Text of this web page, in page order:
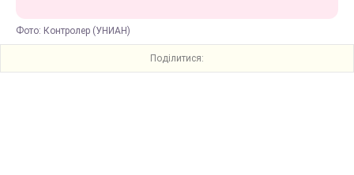
Фото: Контролер (УНИАН)
Поділитися: